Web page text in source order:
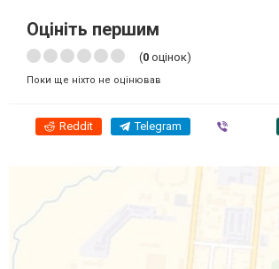
Оцініть першим
(0 оцінок)
Поки ще ніхто не оцінював
Reddit Telegram